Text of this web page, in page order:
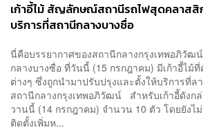
เก้าอี้ไม้ สัญลักษณ์สถานีรถไฟสุดคลาสสิ
บริการที่สถานีกลางบางซื่อ
นี่คือบรรยากาศของสถานีกลางกรุงเทพอภิวัฒ
กลางบางซื่อ ที่วันนี้ (15 กรกฎาคม) มีเก้าอี้ไม้
ต่างๆ ซึ่งถูกนำมาปรับปรุงและตั้งให้บริการที่
สถานีกลางกรุงเทพอภิวัฒน์ สำหรับเก้าอี้ดังก
วานนี้ (14 กรกฎาคม) จำนวน 10 ตัว โดยยังไ
ติดตั้งเพิ่มห...